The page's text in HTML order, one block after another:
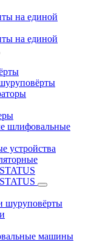
на единой
на единой
шлифовальные
устройства
шуруповёрты
машины